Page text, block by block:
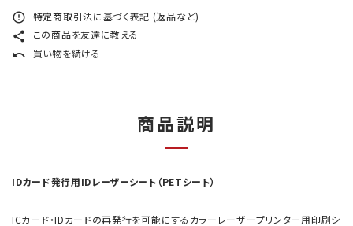
error_outline 特定商取引法に基づく表記 (返品など)
share この商品を友達に教える
undo 買い物を続ける
商品説明
IDカード発行用IDレーザーシート（PETシート）
ICカード・IDカードの再発行を可能にするカラーレーザープリンター用印刷シ